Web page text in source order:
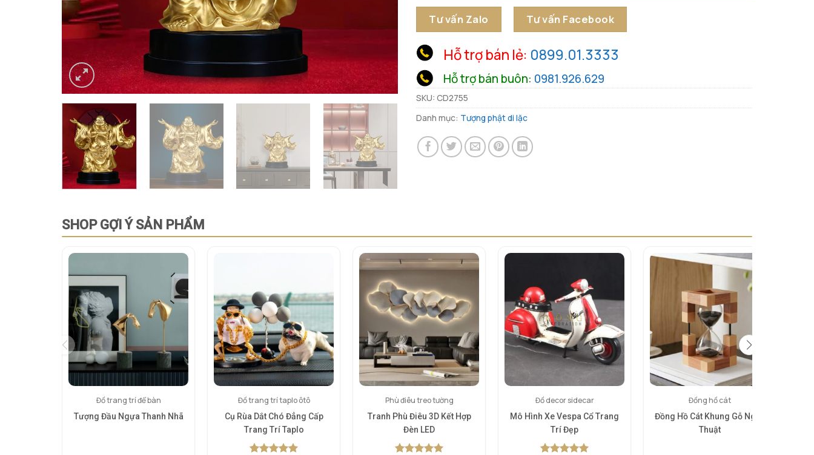
Tư vấn Zalo Tư vấn Facebook
Hỗ trợ bán lẻ: 0899.01.3333
Hỗ trợ bán buôn: 0981.926.629
SKU: CD2755
Danh mục: Tượng phật di lặc
SHOP GỢI Ý SẢN PHẨM
Đồ trang trí để bàn
Tượng Đầu Ngựa Thanh Nhã
Đồ trang trí taplo ôtô
Cụ Rùa Dắt Chó Đẳng Cấp
Trang Trí Taplo
Phù điêu treo tường
Tranh Phù Điêu 3D Kết Hợp
Đèn LED
Đồ decor sidecar
Mô Hình Xe Vespa Cổ Trang
Trí Đẹp
Đồng hồ cát
Đồng Hồ Cát Khung Gỗ Nghệ
Thuật